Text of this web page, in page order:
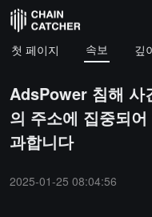
첫 페이지 속보 깊
AdsPower 침해 사
의 주소에 집중되
과합니다
2025-01-25 08:04:56